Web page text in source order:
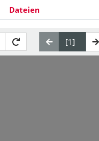
Dateien